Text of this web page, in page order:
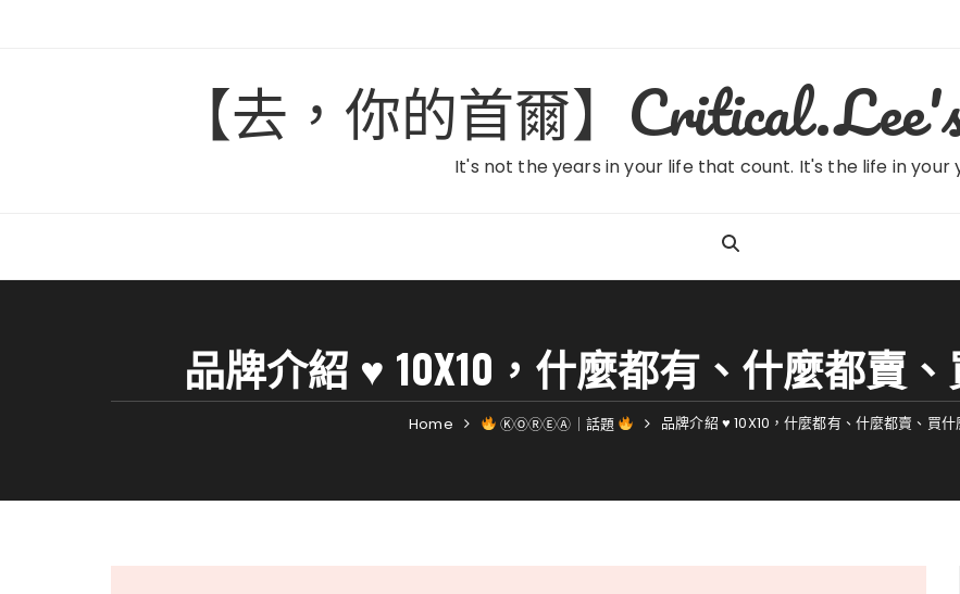
【去，你的首爾】
It's not the years in your life that count. It's the life in your
品牌介紹 ♥ 10X10，什麼都有、什麼都賣
Home ⓀⓄⓇⒺⒶ｜話題 品牌介紹 ♥ 10X10，什麼都有、什麼都賣、買什